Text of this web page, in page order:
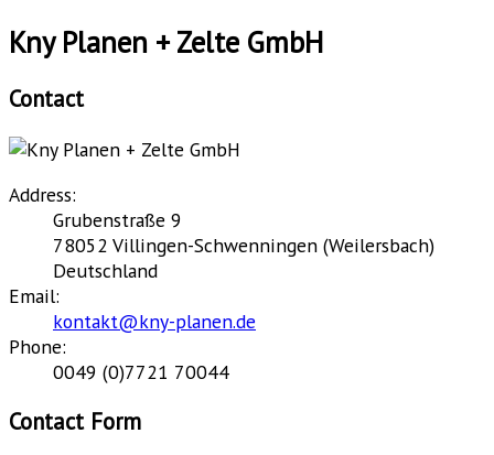
Kny Planen + Zelte GmbH
Contact
Address:
Grubenstraße 9
78052 Villingen-Schwenningen (Weilersbach)
Deutschland
Email:
kontakt@kny-planen.de
Phone:
0049 (0)7721 70044
Contact Form